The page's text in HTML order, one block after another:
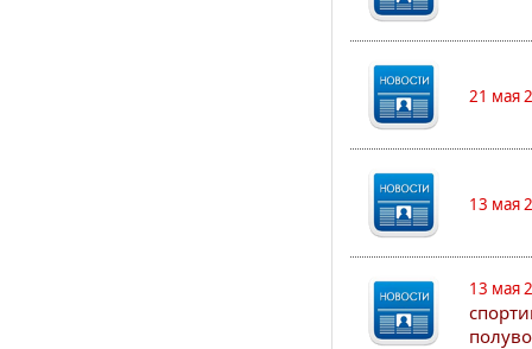
21 мая
13 мая
13 мая